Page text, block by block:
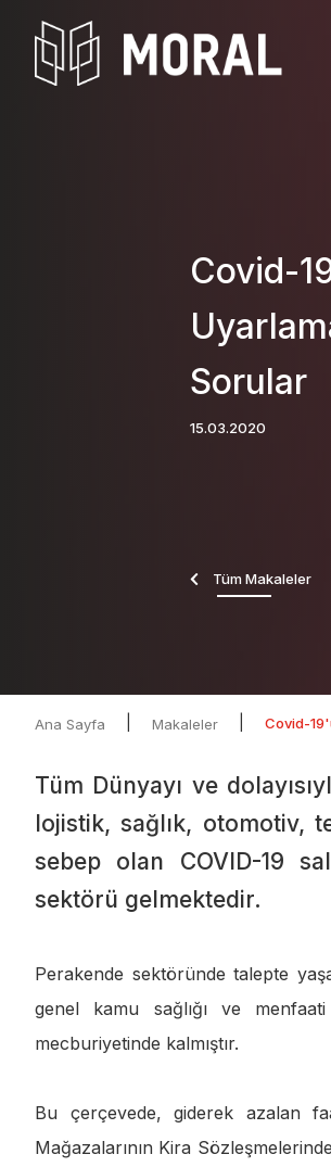
Covid-
Sorular
15.03.2020
Tüm Makaleler
Ana Sayfa Makaleler Covid-
Tüm Dünyayı ve
lojistik, sağlık, otomotiv,
sebep olan COVID-19
sektörü gelmektedir.
Perakende sektöründe talepte
genel kamu sağlığı ve
mecburiyetinde kalmıştır.
Bu çerçevede, giderek azalan
Mağazalarının Kira